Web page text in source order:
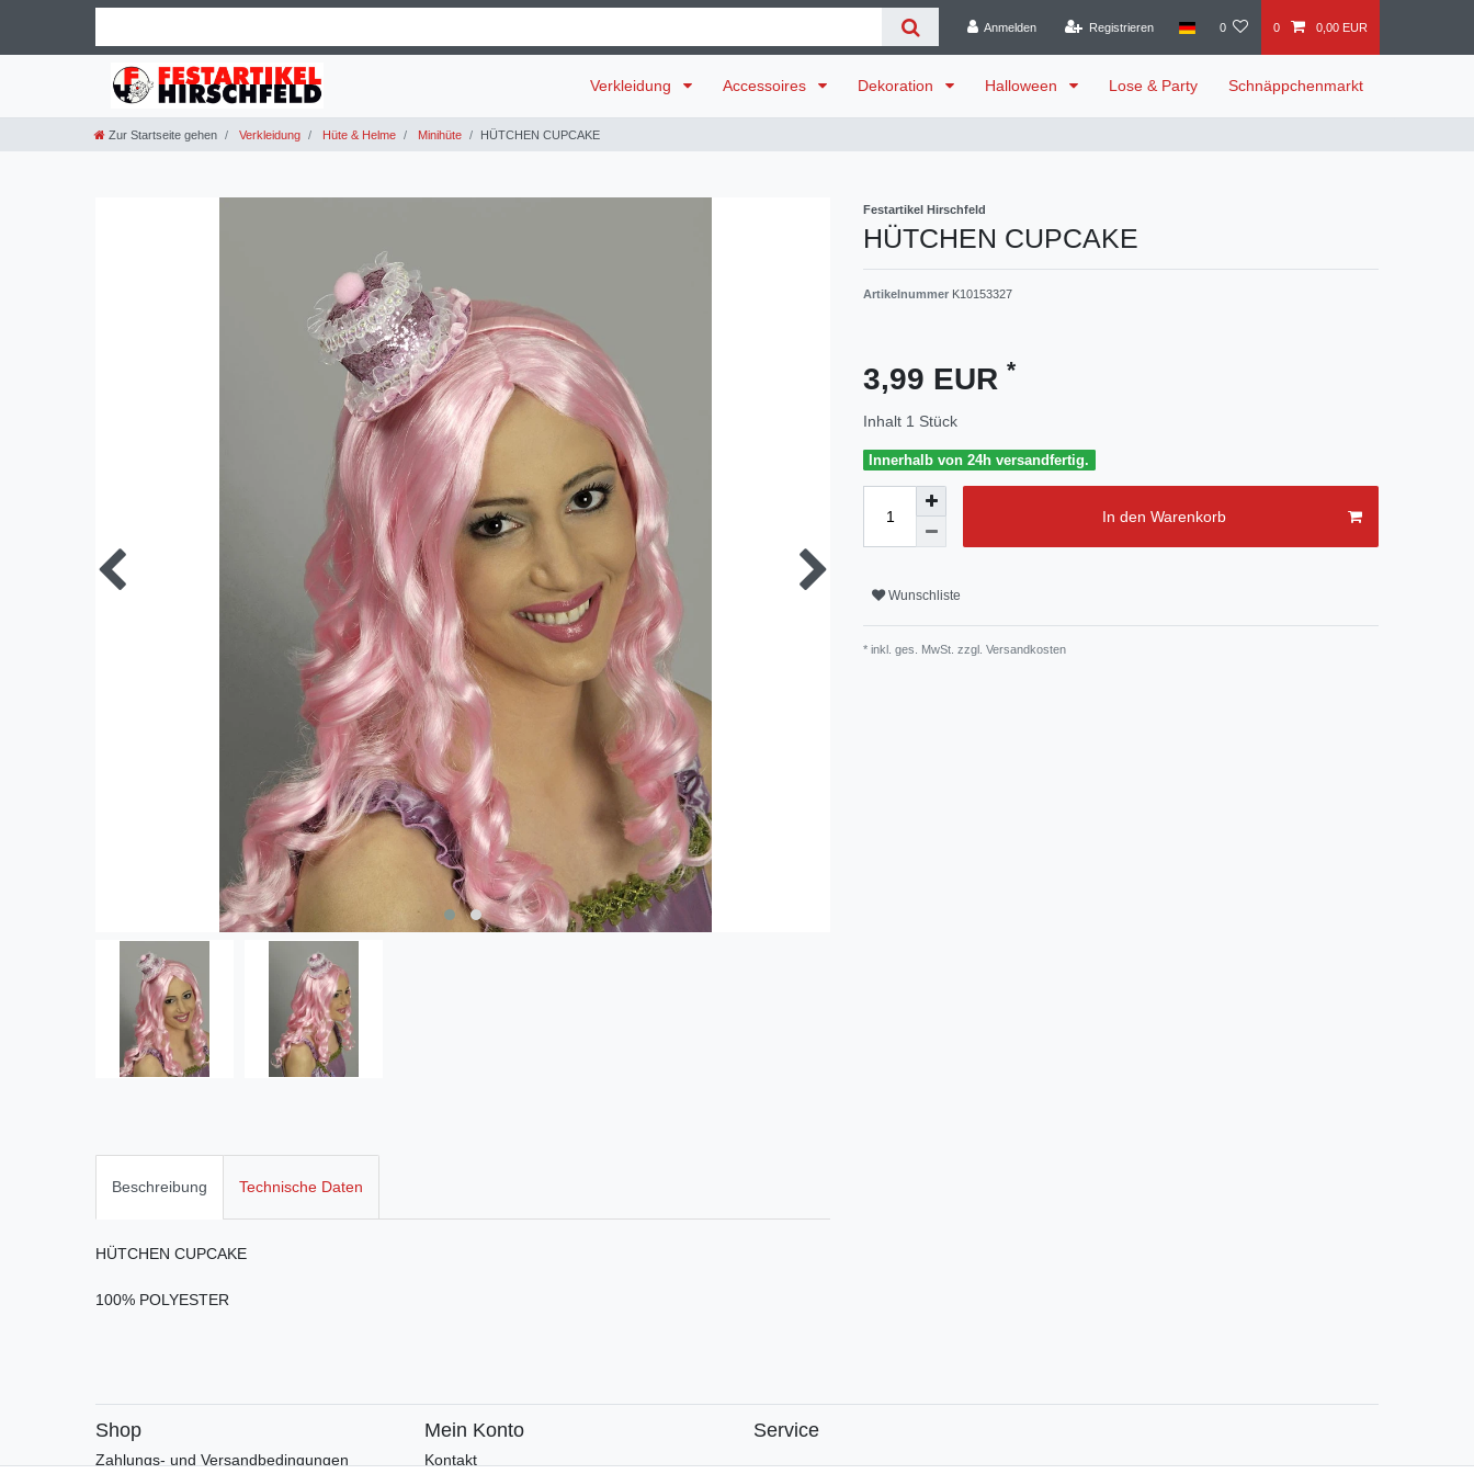
Anmelden Registrieren 0 0 0,00 EUR
Verkleidung Accessoires Dekoration Halloween Lose & Party Schnäppchenmarkt
Zur Startseite gehen Verkleidung Hüte & Helme Minihüte HÜTCHEN CUPCAKE
Festartikel Hirschfeld
HÜTCHEN CUPCAKE
Artikelnummer K10153327
3,99 EUR *
Inhalt 1 Stück
Innerhalb von 24h versandfertig.
In den Warenkorb
Wunschliste
* inkl. ges. MwSt. zzgl. Versandkosten
Beschreibung Technische Daten
HÜTCHEN CUPCAKE
100% POLYESTER
Shop
Zahlungs- und Versandbedingungen
Mein Konto
Kontakt
Service